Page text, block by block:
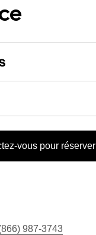
vous pour réserver
987-3743